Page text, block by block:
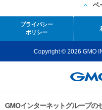
ペ
プライバシー
ポリシー
Copyright © 2026 GMO
GMOインターネットグループの